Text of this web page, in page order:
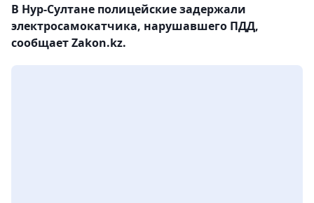
В Нур-Султане полицейские задержали
электросамокатчика, нарушавшего ПДД,
сообщает Zakon.kz.